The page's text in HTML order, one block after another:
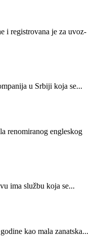
i registrovana je za uvoz-
u Srbiji koja se...
renomiranog engleskog
ima službu koja se...
kao mala zanatska...